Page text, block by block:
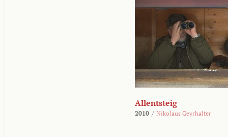
Allentsteig
2010 / Nikolaus Geyrhalter